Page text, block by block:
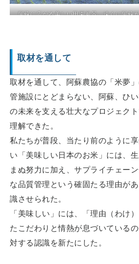
阿蘇に広がる美しい田園風景。遠くに阿蘇
取材を通して
取材を通して、阿蘇農協の「米夢
管施設にとどまらない、阿蘇、ひ
の未来を支える壮大なプロジェク
理解できた。
私たちが普段、当たり前のように
い「美味しい日本のお米」には、
まぬ努力に加え、サプライチェー
な品質管理という確固たる理由が
識させられた。
「美味しい」には、「理由（わけ
たこだわりと情熱が息づいている
対する認識を新たにした。